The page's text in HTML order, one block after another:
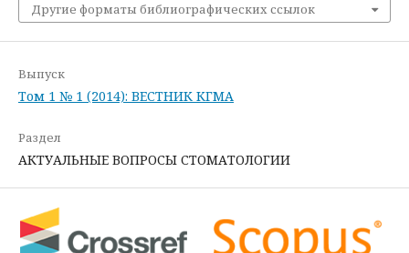
Другие форматы библиографических ссылок
Выпуск
Том 1 № 1 (2014): ВЕСТНИК КГМА
Раздел
АКТУАЛЬНЫЕ ВОПРОСЫ СТОМАТОЛОГИИ